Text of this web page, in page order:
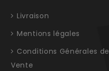
Livraison
Mentions légales
Conditions Générales de
Vente